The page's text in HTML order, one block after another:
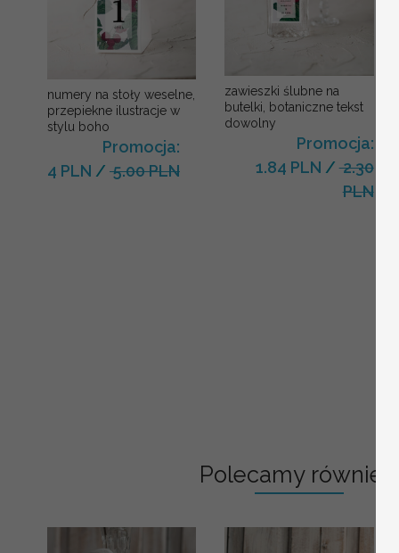
numery na stoły weselne,
przepiekne ilustracje w
stylu boho
Promocja:
4 PLN / 5.00 PLN
zawieszki ślubne na
butelki, botaniczne tekst
dowolny
Promocja:
1.84 PLN /2.30
PLN
Polecamy również: